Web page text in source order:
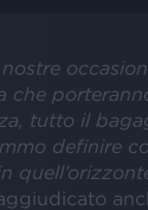
nostre
che
tutto il
definire